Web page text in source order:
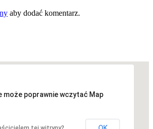
aby dodać komentarz.
adres nie został znaleziony.
może poprawnie wczytać Map